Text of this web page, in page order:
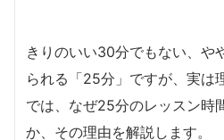
きりのいい30分でもない、や
られる「25分」ですが、実は
では、なぜ25分のレッスン時
か、その理由を解説します。